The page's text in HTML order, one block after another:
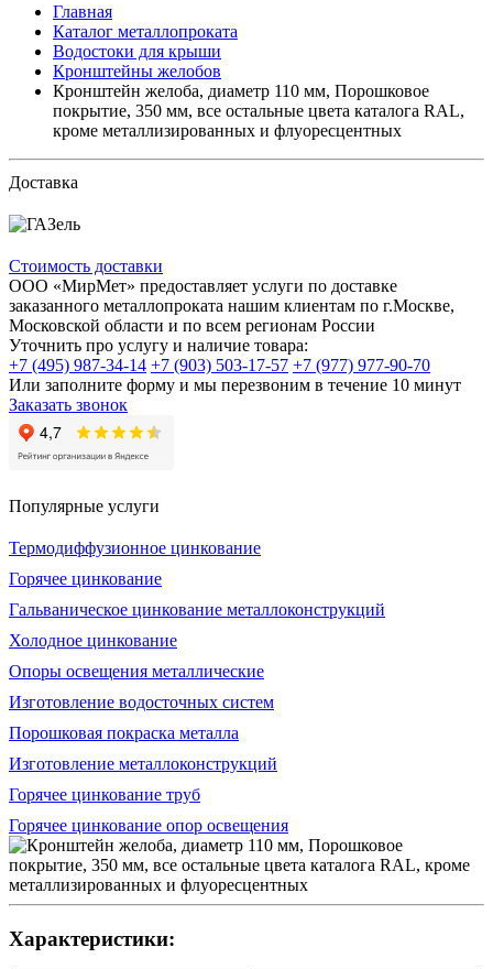
Главная
Каталог металлопроката
Водостоки для крыши
Кронштейны желобов
Кронштейн желоба, диаметр 110 мм, Порошковое
покрытие, 350 мм, все остальные цвета каталога RAL,
кроме металлизированных и флуоресцентных
Доставка
Стоимость доставки
ООО «МирМет» предоставляет услуги по доставке
заказанного металлопроката нашим клиентам по г.Москве,
Московской области и по всем регионам России
Уточнить про услугу и наличие товара:
+7 (495) 987-34-14 +7 (903) 503-17-57 +7 (977) 977-90-70
Или заполните форму и мы перезвоним в течение 10 минут
Заказать звонок
Популярные услуги
Термодиффузионное цинкование
Горячее цинкование
Гальваническое цинкование металлоконструкций
Холодное цинкование
Опоры освещения металлические
Изготовление водосточных систем
Порошковая покраска металла
Изготовление металлоконструкций
Горячее цинкование труб
Горячее цинкование опор освещения
Характеристики: